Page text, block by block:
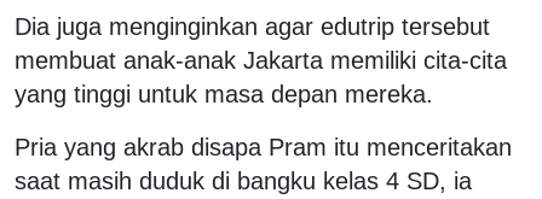
Dia juga menginginkan agar edutrip tersebut
membuat anak-anak Jakarta memiliki cita-cita
yang tinggi untuk masa depan mereka.
Pria yang akrab disapa Pram itu menceritakan
saat masih duduk di bangku kelas 4 SD, ia